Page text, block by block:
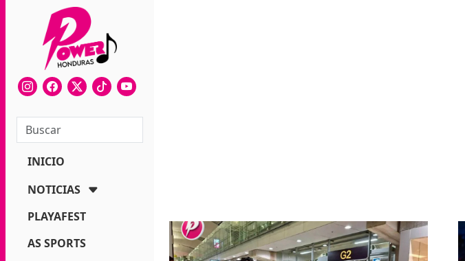
INICIO
NOTICIAS
PLAYAFEST
AS SPORTS